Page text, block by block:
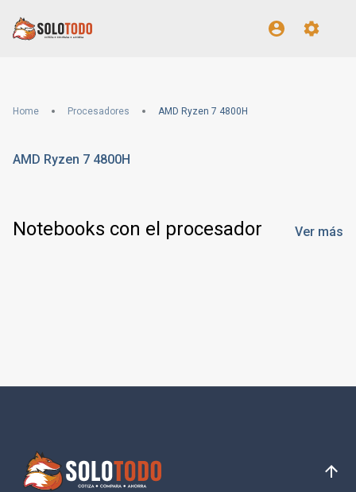
Home Procesadores AMD Ryzen 7 4800H
AMD Ryzen 7 4800H
Notebooks con el procesador Ver más